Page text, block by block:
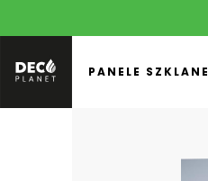
PANELE SZKLANE